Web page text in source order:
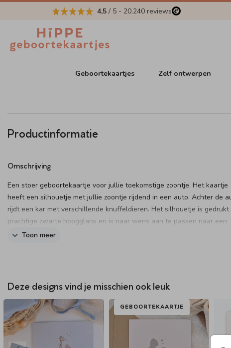
4,5 / 5 - 20.240 reviews
Geboortekaartjes Zelf ontwerpen
Productinformatie
Omschrijving
Een stoer geboortekaartje voor jullie toekomstige zoontje. Het kaartje
heeft een silhouetje met jullie zoontje rijdend in een auto. Achter de
rijdt een kar met verschillende knuffeldieren. Het silhouetje is gedrukt
prachtige zwarte hoogglans en is naar wens aan te passen naar een
andere kleur folie in onze online editor.
Toon meer
Deze designs vind je misschien ook leuk
GEBOORTEKAARTJE